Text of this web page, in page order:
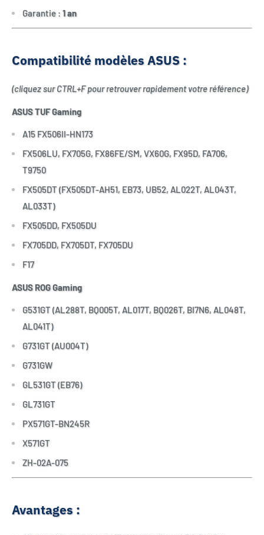
Garantie : 1 an
Compatibilité modèles ASUS :
(cliquez sur CTRL+F pour retrouver rapidement votre référence)
ASUS TUF Gaming
A15 FX506II-HN173
FX506LU, FX705G, FX86FE/SM, VX60G, FX95D, FA706,
T9750
FX505DT (FX505DT-AH51, EB73, UB52, AL022T, AL043T,
AL033T)
FX505DD, FX505DU
FX705DD, FX705DT, FX705DU
F17
ASUS ROG Gaming
G531GT (AL288T, BQ005T, AL017T, BQ026T, BI7N6, AL048T,
AL041T)
G731GT (AU004T)
G731GW
GL531GT (EB76)
GL731GT
PX571GT-BN245R
X571GT
ZH-02A-075
Avantages :